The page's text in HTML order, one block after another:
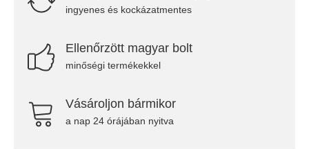
ingyenes és kockázatmentes
Ellenőrzött magyar bolt
minőségi termékekkel
Vásároljon bármikor
a nap 24 órájában nyitva